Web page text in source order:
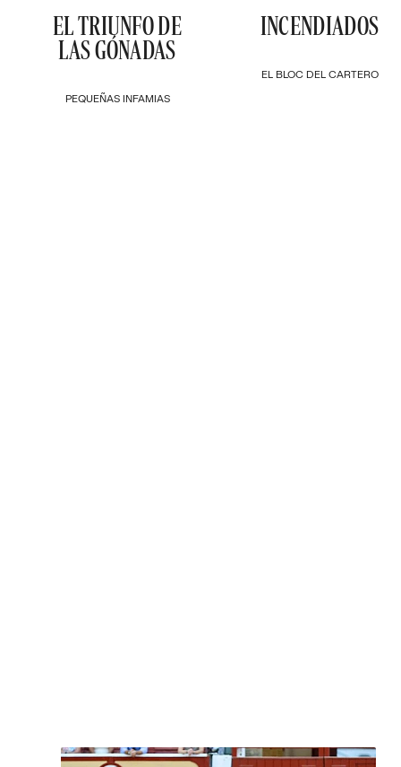
PEQUEÑAS INFAMIAS
EL TRIUNFO DE
LAS GÓNADAS
EL BLOC DEL CARTERO
INCENDIADOS